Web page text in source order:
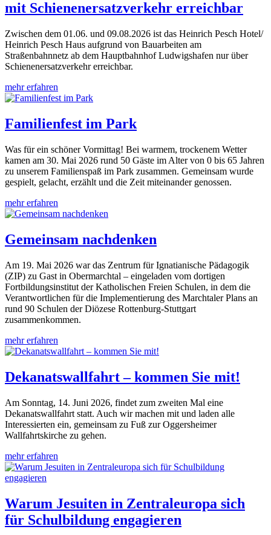
mit Schienenersatzverkehr erreichbar
Zwischen dem 01.06. und 09.08.2026 ist das Heinrich Pesch Hotel/
Heinrich Pesch Haus aufgrund von Bauarbeiten am
Straßenbahnnetz ab dem Hauptbahnhof Ludwigshafen nur über
Schienenersatzverkehr erreichbar.
mehr erfahren
Familienfest im Park
Was für ein schöner Vormittag! Bei warmem, trockenem Wetter
kamen am 30. Mai 2026 rund 50 Gäste im Alter von 0 bis 65 Jahren
zu unserem Familienspaß im Park zusammen. Gemeinsam wurde
gespielt, gelacht, erzählt und die Zeit miteinander genossen.
mehr erfahren
Gemeinsam nachdenken
Am 19. Mai 2026 war das Zentrum für Ignatianische Pädagogik
(ZIP) zu Gast in Obermarchtal – eingeladen vom dortigen
Fortbildungsinstitut der Katholischen Freien Schulen, in dem die
Verantwortlichen für die Implementierung des Marchtaler Plans an
rund 90 Schulen der Diözese Rottenburg-Stuttgart
zusammenkommen.
mehr erfahren
Dekanatswallfahrt – kommen Sie mit!
Am Sonntag, 14. Juni 2026, findet zum zweiten Mal eine
Dekanatswallfahrt statt. Auch wir machen mit und laden alle
Interessierten ein, gemeinsam zu Fuß zur Oggersheimer
Wallfahrtskirche zu gehen.
mehr erfahren
Warum Jesuiten in Zentraleuropa sich
für Schulbildung engagieren